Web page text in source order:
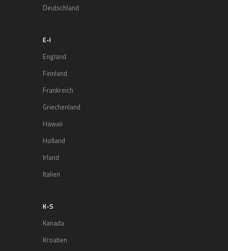
Deutschland
E-I
England
Finnland
Frankreich
Griechenland
Hawaii
Holland
Irland
Italien
K-S
Kanada
Kroatien